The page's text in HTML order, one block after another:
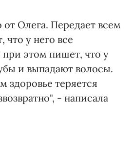
Олега. Передает всем
что у него все
этом пишет, что у
и выпадают волосы.
здоровье теряется
- написала